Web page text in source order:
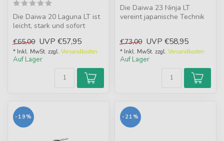
Die Daiwa 20 Laguna LT ist
leicht, stark und sofort
€65,00 UVP €57,95
* Inkl. MwSt. zzgl. Versandkosten
Auf Lager
Die Daiwa 23 Ninja LT
vereint japanische Technik
€73,00 UVP €58,95
* Inkl. MwSt. zzgl. Versandkosten
Auf Lager
-19% -21%